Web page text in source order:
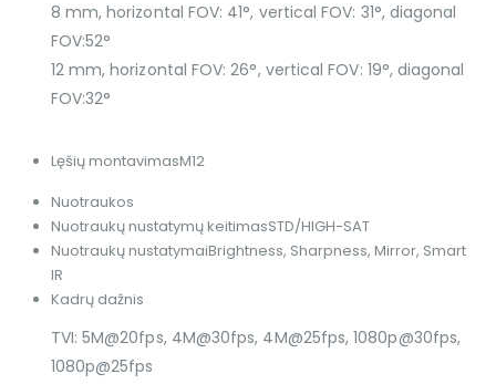
8 mm, horizontal FOV: 41°, vertical FOV: 31°, diagonal
FOV:52°
12 mm, horizontal FOV: 26°, vertical FOV: 19°, diagonal
FOV:32°
Lęšių montavimasM12
Nuotraukos
Nuotraukų nustatymų keitimasSTD/HIGH-SAT
Nuotraukų nustatymaiBrightness, Sharpness, Mirror, Smart
IR
Kadrų dažnis
TVI: 5M@20fps, 4M@30fps, 4M@25fps, 1080p@30fps,
1080p@25fps